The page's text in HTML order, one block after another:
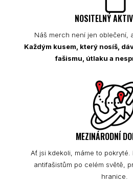
NOSITELNÝ
Náš merch není jen oblečení,
Každým kusem, který nosíš,
fašismu, útlaku a
MEZINÁRODNÍ
Ať jsi kdekoli, máme to
antifašistům po celém světě,
hranice.